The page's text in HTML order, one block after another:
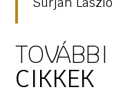
TOVÁBBI
CIKKEK